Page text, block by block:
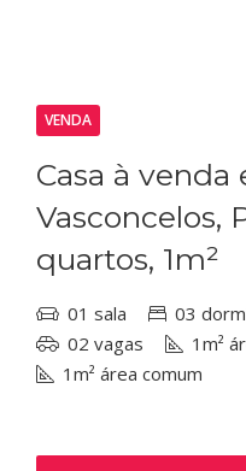
VENDA
Casa à
Vasconcelos,
quartos, 1m²
01 sala 03
02 vagas
1m²
1m² área comum